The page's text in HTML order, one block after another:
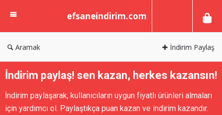
efsaneindirim.com
Aramak ✚ İndirim Paylaş
İndirim paylaş! sen kazan, herkes kazansın!
İndirim paylaşarak, kullanıcıların uygun fiyatlı ürünleri almaları
için yardımcı ol. Paylaştıkça puan kazan ve indirim kazandır.